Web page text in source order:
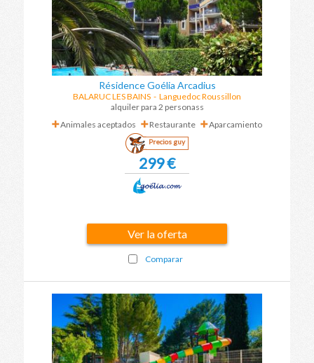
Résidence Goélia Arcadius
BALARUC LES BAINS - Languedoc Roussillon
alquiler para 2 personass
Animales aceptados
Restaurante Aparcamiento
Precios guy
299 €
Ver la oferta
Comparar